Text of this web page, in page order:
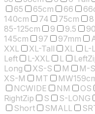
65
65cm 66
140cm
74 75cm 8
85-125cm
9 9.5 90
145cm
97 97mm
XXL
XL-Tall XL L-
Left
L-XXL L
Long
XS-S M M-
XS-M
MT
NCWIDE
NM OS
RightZip
S S-LONG
Short
SMALL